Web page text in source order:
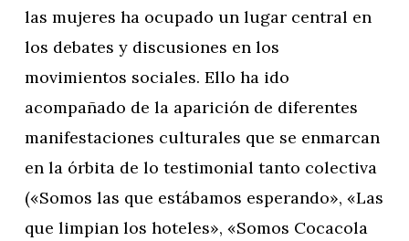
las mujeres ha ocupado un lugar central en
los debates y discusiones en los
movimientos sociales. Ello ha ido
acompañado de la aparición de diferentes
manifestaciones culturales que se enmarcan
en la órbita de lo testimonial tanto colectiva
(«Somos las que estábamos esperando», «Las
que limpian los hoteles», «Somos Cocacola